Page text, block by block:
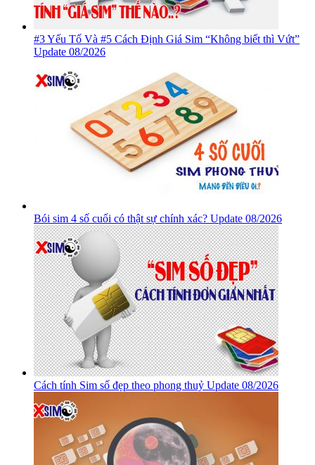
#3 Yếu Tố Và #5 Cách Định Giá Sim “Không biết thì Vứt”
Update 08/2026
Bói sim 4 số cuối có thật sự chính xác? Update 08/2026
Cách tính Sim số đẹp theo phong thuỷ Update 08/2026